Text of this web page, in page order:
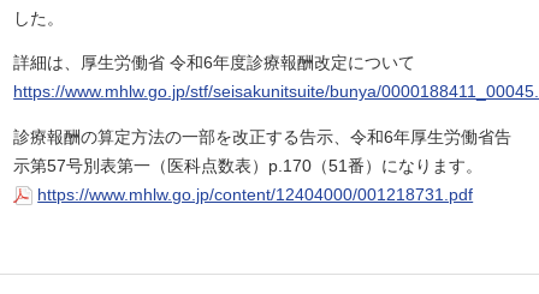
した。
詳細は、厚生労働省 令和6年度診療報酬改定について
https://www.mhlw.go.jp/stf/seisakunitsuite/bunya/
診療報酬の算定方法の一部を改正する告示、令和6年厚生労働省告
示第57号別表第一（医科点数表）p.170（51番）になります。
https://www.mhlw.go.jp/content/12404000/001218731.pdf